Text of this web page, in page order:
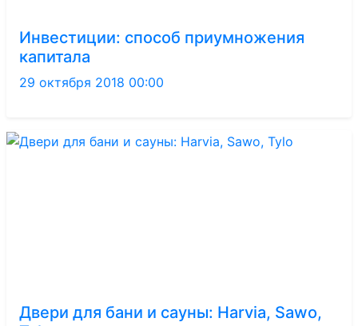
Инвестиции: способ приумножения
капитала
29 октября 2018 00:00
Двери для бани и сауны: Harvia, Sawo,